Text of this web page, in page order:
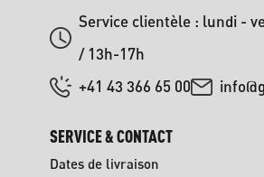
Service clientèle : lundi -
/ 13h-17h
+41 43 366 65 00
SERVICE & CONTACT
Dates de livraison